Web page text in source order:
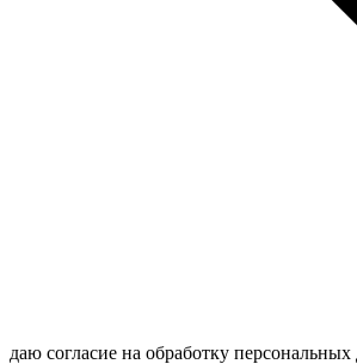
даю согласие на обработку